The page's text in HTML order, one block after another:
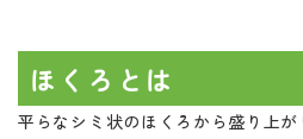
ほくろとは
平らなシミ状のほくろから盛り上